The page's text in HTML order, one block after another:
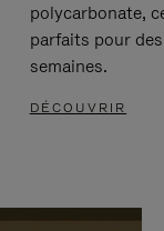
polycarbonate,
parfaits pour
semaines.
DÉCOUVRIR